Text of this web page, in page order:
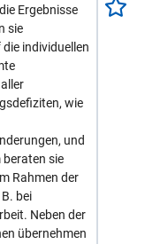
Ergebnisse
sie
individuellen
wie
und
sie
Rahmen der
bei
Neben der
übernehmen